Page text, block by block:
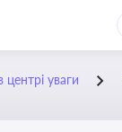
центрі уваги